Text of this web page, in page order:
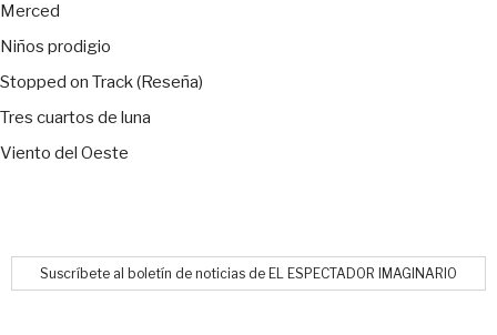
Merced
Niños prodigio
Stopped on Track (Reseña)
Tres cuartos de luna
Viento del Oeste
Suscríbete al boletín de noticias de EL ESPECTADOR IMAGINARIO